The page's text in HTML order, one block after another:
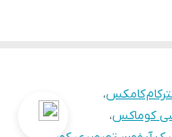
کامکس،
کوماکس،